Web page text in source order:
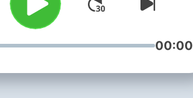
nos remontaremos al
conocimiento de nuestros
ancestros para vivir una vida
00:00